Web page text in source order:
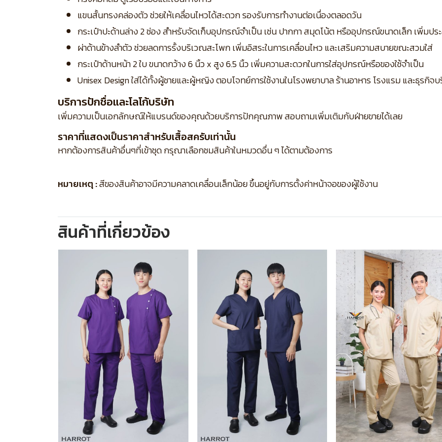
แขนสั้นทรงคล่องตัว ช่วยให้เคลื่อนไหวได้สะดวก รองรับการทำงานต่อเนื่องตลอดวัน
กระเป๋าปะด้านล่าง 2 ช่อง สำหรับจัดเก็บอุปกรณ์จำเป็น เช่น ปากกา สมุดโน้ต หรืออุปกรณ์ขนาดเล็ก เพิ่มปร
ผ่าด้านข้างลำตัว ช่วยลดการรั้งบริเวณสะโพก เพิ่มอิสระในการเคลื่อนไหว และเสริมความสบายขณะสวมใส่
กระเป๋าด้านหน้า 2 ใบ ขนาดกว้าง 6 นิ้ว x สูง 6.5 นิ้ว เพิ่มความสะดวกในการใส่อุปกรณ์หรือของใช้จำเป็น
Unisex Design ใส่ได้ทั้งผู้ชายและผู้หญิง ตอบโจทย์การใช้งานในโรงพยาบาล ร้านอาหาร โรงแรม และธุรกิจ
บริการปักชื่อและโลโก้บริษัท
เพิ่มความเป็นเอกลักษณ์ให้แบรนด์ของคุณด้วยบริการปักคุณภาพ สอบถามเพิ่มเติมกับฝ่ายขายได้เลย
ราคาที่แสดงเป็นราคาสำหรับเสื้อสครับเท่านั้น
หากต้องการสินค้าอื่นๆที่เข้าชุด กรุณาเลือกชมสินค้าในหมวดอื่น ๆ ได้ตามต้องการ
หมายเหตุ :สีของสินค้าอาจมีความคลาดเคลื่อนเล็กน้อย ขึ้นอยู่กับการตั้งค่าหน้าจอของผู้ใช้งาน
สินค้าที่เกี่ยวข้อง